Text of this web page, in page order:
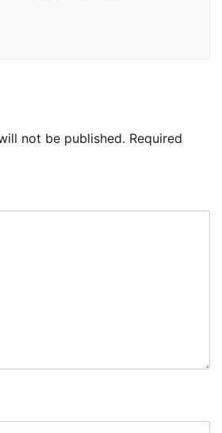
not be published. Required